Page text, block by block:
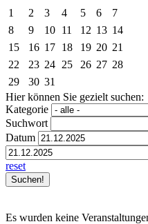
1
2 3 4 5 6
7
8
9 10 11 12 13 14
15
16 17 18 19 20 21
22
23 24 25 26 27 28
29
30 31
Hier können Sie gezielt suchen:
Kategorie
Suchwort
Datum
reset
Es wurden keine